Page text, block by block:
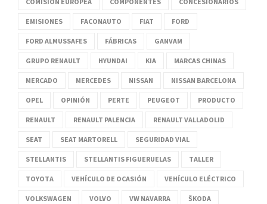
EMISIONES FACONAUTO FIAT FORD
FORD ALMUSSAFES FÁBRICAS GANVAM
GRUPO RENAULT HYUNDAI KIA MARCAS CHINAS
MERCADO MERCEDES NISSAN NISSAN BARCELONA
OPEL OPINIÓN PERTE PEUGEOT PRODUCTO
RENAULT RENAULT PALENCIA RENAULT VALLADOLID
SEAT SEAT MARTORELL SEGURIDAD VIAL
STELLANTIS STELLANTIS FIGUERUELAS TALLER
TOYOTA VEHÍCULO DE OCASIÓN VEHÍCULO ELÉCTRICO
VOLKSWAGEN VOLVO VW NAVARRA ŠKODA